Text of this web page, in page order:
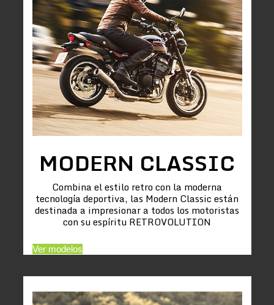
MODERN CLASSIC
Combina el estilo retro con la moderna
tecnología deportiva, las Modern Classic están
destinada a impresionar a todos los motoristas
con su espíritu RETROVOLUTION
Ver modelos